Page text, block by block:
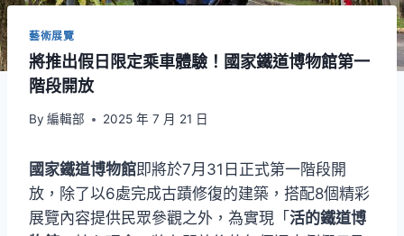
藝術展覽
將推出假日限定乘車體驗！國家鐵道博物館第一
階段開放
By 編輯部 2025 年 7 月 21 日
國家鐵道博物館即將於7月31日正式第一階段開
放，除了以6處完成古蹟修復的建築，搭配8個精彩
展覽內容提供民眾參觀之外，為實現「 活的鐵道博